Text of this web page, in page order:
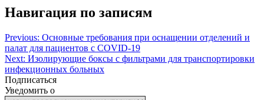
Навигация по записям
Previous: Основные требования при оснащении отделений и
палат для пациентов с COVID-19
Next: Изолирующие боксы с фильтрами для транспортировки
инфекционных больных
Подписаться
Уведомить о